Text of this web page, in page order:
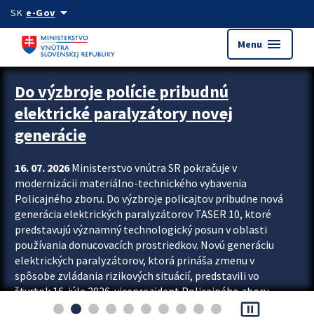
Preskocit na hlavný obsah
SK e-Govarrow_drop_down
Menu menu
Zastavit automatický posun upútavok
Do výzbroje polície pribudnú
elektrické paralyzátory novej
generácie
16. 07. 2026Ministerstvo vnútra SR pokračuje v
modernizácii materiálno-technického vybavenia
Policajného zboru. Do výzbroje policajtov pribudne nová
generácia elektrických paralyzátorov TASER 10, ktoré
predstavujú významný technologický posun v oblasti
používania donucovacích prostriedkov. Novú generáciu
elektrických paralyzátorov, ktorá prináša zmenu v
spôsobe zvládania rizikových situácií, predstavili vo
štvrtok 16. júla 2026 viceprezident Policajného zboru
Rastislav Polakovič a riaditeľ odboru výcviku...
pause_presentation